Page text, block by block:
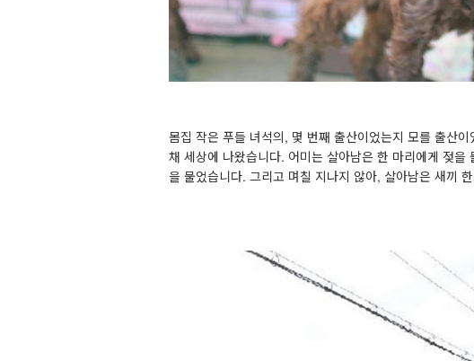
몸집 작은 푸들 녀석의, 몇 번째 출산이었는지 모를 출산이
채 세상에 나왔습니다. 어미는 살아남은 한 마리에게 젖을
을 물었습니다.그리고 며칠 지나지 않아, 살아남은 새끼